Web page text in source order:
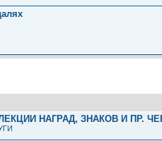
НАГРАД, ЗНАКОВ И ПР.